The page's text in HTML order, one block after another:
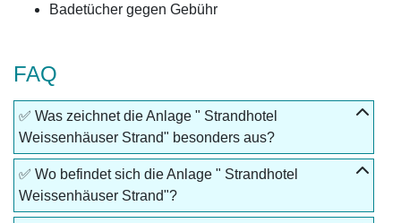
Badetücher gegen Gebühr
FAQ
✅ Was zeichnet die Anlage " Strandhotel
Weissenhäuser Strand" besonders aus?
✅ Wo befindet sich die Anlage " Strandhotel
Weissenhäuser Strand"?